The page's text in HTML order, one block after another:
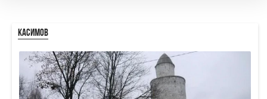
КАСИМОВ